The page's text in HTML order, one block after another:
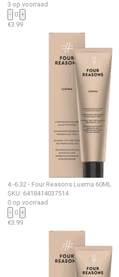
3 op voorraad
− 0 +
€3.99
4.-6.32 - Four Reasons Luxima 60ML
SKU: 6418414037514
0 op voorraad
− 0 +
€3.99